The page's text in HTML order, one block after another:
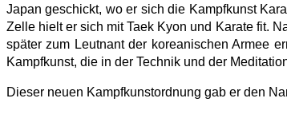
Japan geschickt, wo er sich die Kampfkunst
Zelle hielt er sich mit Taek Kyon und Karate fit.
später zum Leutnant der koreanischen Armee
Kampfkunst, die in der Technik und der
Dieser neuen Kampfkunstordnung gab er den